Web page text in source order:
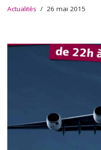
Actualités 26 mai 2015